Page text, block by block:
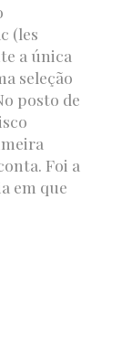
(les
a única
seleção
posto de
Foi a
em que